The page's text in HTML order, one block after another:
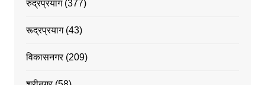
रुद्रप्रयाग(377)
रूद्रप्रयाग(43)
विकासनगर(209)